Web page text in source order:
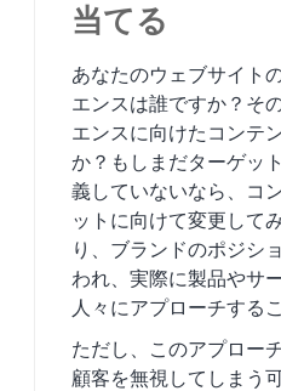
当てる
あなたのウェブサイト
エンスは誰ですか？そ
エンスに向けたコンテ
か？もしまだターゲッ
義していないなら、コ
ットに向けて変更して
り、ブランドのポジシ
われ、実際に製品やサ
人々にアプローチする
ただし、このアプロー
顧客を無視してしまう